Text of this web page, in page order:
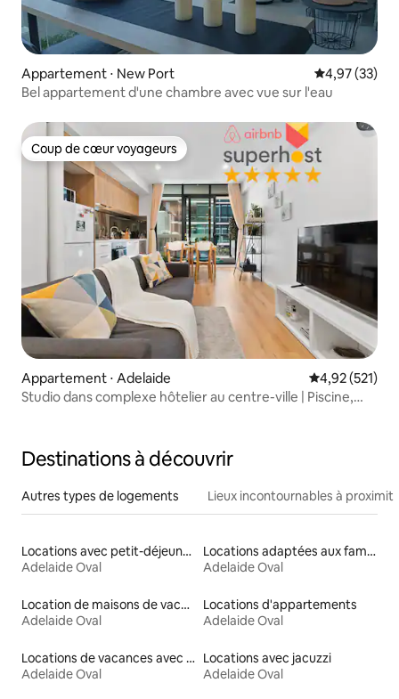
Appartement ⋅ New Port Évaluation
4,97 (33)
Bel appartement d'une chambre avec vue sur l'eau
Coup de cœur voyageurs
Coup de cœur voyageurs
Appartement ⋅ Adelaide Évaluation
4,92 (521)
Studio dans complexe hôtelier au centre-ville | Piscine,
Destinations à découvrir
Autres types de logements Lieux incontournables à
Locations avec petit-déjeuner
Adelaide Oval
Locations adaptées aux familles
Adelaide Oval
Location de maisons de vacances
Adelaide Oval
Locations d'appartements
Adelaide Oval
Locations de vacances avec piscine
Adelaide Oval
Locations avec jacuzzi
Adelaide Oval